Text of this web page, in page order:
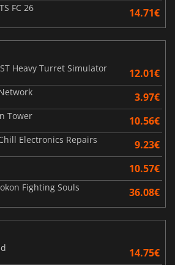
FC 26 14.71€
Heavy Turret Simulator
12.01€
3.97€
Tower 10.56€
Electronics Repairs 9.23€
10.57€
Fighting Souls 36.08€
14.75€